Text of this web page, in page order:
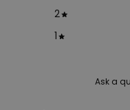
2
1
Ask a